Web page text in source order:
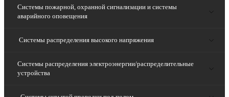
Системы пожарной, охранной сигнализации и системы
аварийного оповещения
Системы распределения высокого напряжения
Системы распределения электроэнергии/распределительные
устройства